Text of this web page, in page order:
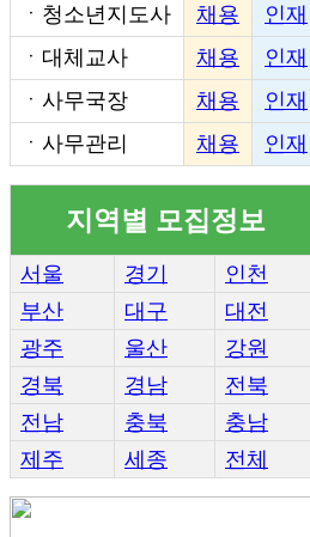
ㆍ 청소년지도사 채용
인재
ㆍ 대체교사 채용
인재
ㆍ 사무국장 채용
인재
ㆍ 사무관리 채용 인재
지역별 모집정보
서울 경기
인천
부산
대구
대전
광주
울산
강원
경북
경남
전북
전남
충북
충남
제주
세종 전체